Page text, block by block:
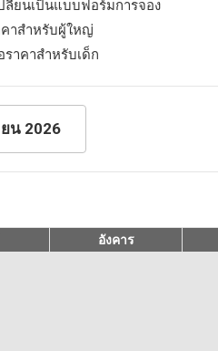
ยนเป็นแบบฟอร์มการจอง
าสำหรับผู้ใหญ่
ราคาสำหรับเด็ก
น 2026
อังคาร
มูลตำแหน่งที่ตั้ง
ไอคอน
มีหัวหน้าทัวร์
าทัวร์ที่พูดภาษา
ผู้นำทัวร์ที่พู